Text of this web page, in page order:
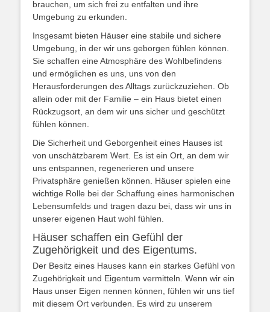
brauchen, um sich frei zu entfalten und ihre
Umgebung zu erkunden.
Insgesamt bieten Häuser eine stabile und sichere
Umgebung, in der wir uns geborgen fühlen können.
Sie schaffen eine Atmosphäre des Wohlbefindens
und ermöglichen es uns, uns von den
Herausforderungen des Alltags zurückzuziehen. Ob
allein oder mit der Familie – ein Haus bietet einen
Rückzugsort, an dem wir uns sicher und geschützt
fühlen können.
Die Sicherheit und Geborgenheit eines Hauses ist
von unschätzbarem Wert. Es ist ein Ort, an dem wir
uns entspannen, regenerieren und unsere
Privatsphäre genießen können. Häuser spielen eine
wichtige Rolle bei der Schaffung eines harmonischen
Lebensumfelds und tragen dazu bei, dass wir uns in
unserer eigenen Haut wohl fühlen.
Häuser schaffen ein Gefühl der
Zugehörigkeit und des Eigentums.
Der Besitz eines Hauses kann ein starkes Gefühl von
Zugehörigkeit und Eigentum vermitteln. Wenn wir ein
Haus unser Eigen nennen können, fühlen wir uns tief
mit diesem Ort verbunden. Es wird zu unserem